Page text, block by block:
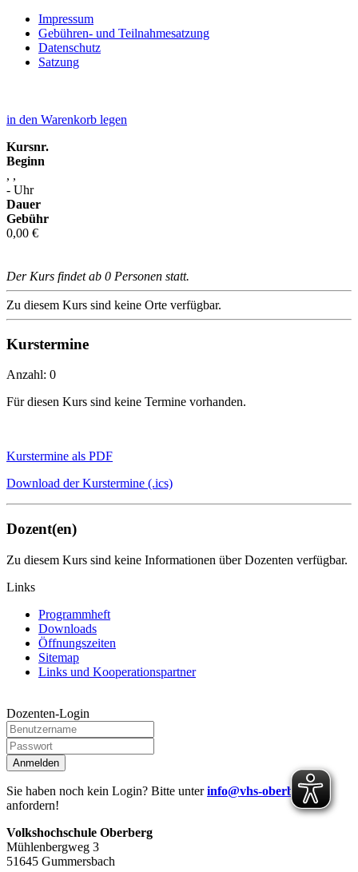
Impressum
Gebühren- und Teilnahmesatzung
Datenschutz
Satzung
in den Warenkorb legen
Kursnr.
Beginn
, ,
- Uhr
Dauer
Gebühr
0,00 €
Der Kurs findet ab 0 Personen statt.
Zu diesem Kurs sind keine Orte verfügbar.
Kurstermine
Anzahl: 0
Für diesen Kurs sind keine Termine vorhanden.
Kurstermine als PDF
Download der Kurstermine (.ics)
Dozent(en)
Zu diesem Kurs sind keine Informationen über Dozenten verfügbar.
Links
Programmheft
Downloads
Öffnungszeiten
Sitemap
Links und Kooperationspartner
Dozenten-Login
Anmelden
Sie haben noch kein Login? Bitte unterinfo@vhs-oberberg.de
anfordern!
Volkshochschule Oberberg
Mühlenbergweg 3
51645 Gummersbach